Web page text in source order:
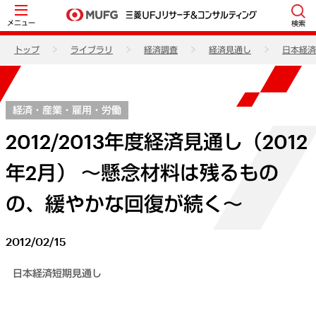
メニュー 検索
トップ ライブラリ 経済調査 経済見通し 日本経
経済・産業・雇用・労働
2012/2013年度経済見通し（2012
年2月） ～懸念材料は残るもの
の、緩やかな回復が続く～
2012/02/15
日本経済短期見通し